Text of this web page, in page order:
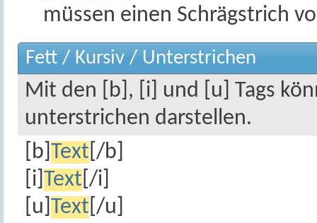
müssen einen Schrägstrich
Fett / Kursiv / Unterstrichen
Mit den [b], [i] und [u] Tags
unterstrichen darstellen.
[b] Text [/b]
[i] Text [/i]
[u] Text [/u]